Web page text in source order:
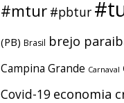
#mtur #pbtur
(PB) Brasil brejo
Campina Grande Carnaval
Covid-19 economia